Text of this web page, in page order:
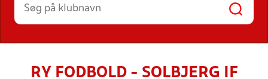
RY FODBOLD - SOLBJERG IF